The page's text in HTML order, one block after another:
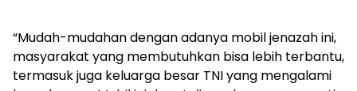
“Mudah-mudahan dengan adanya mobil jenazah ini,
masyarakat yang membutuhkan bisa lebih terbantu,
termasuk juga keluarga besar TNI yang mengalami